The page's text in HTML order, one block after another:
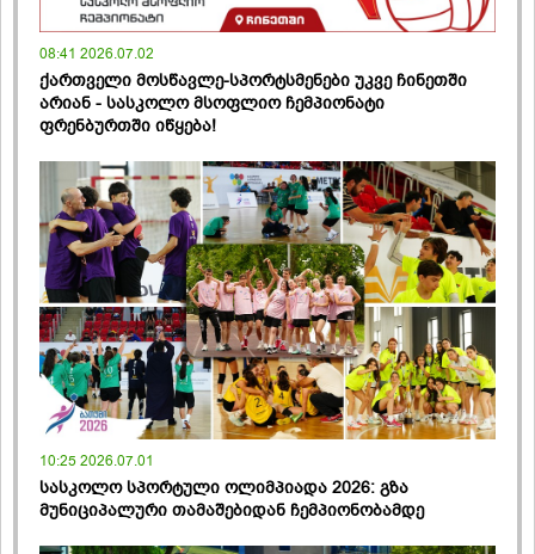
08:41 2026.07.02
ქართველი მოსწავლე-სპორტსმენები უკვე ჩინეთში
არიან - სასკოლო მსოფლიო ჩემპიონატი
ფრენბურთში იწყება!
10:25 2026.07.01
სასკოლო სპორტული ოლიმპიადა 2026: გზა
მუნიციპალური თამაშებიდან ჩემპიონობამდე